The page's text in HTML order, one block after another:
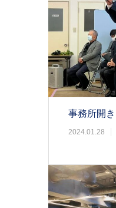
事務所開き
2024.01.28